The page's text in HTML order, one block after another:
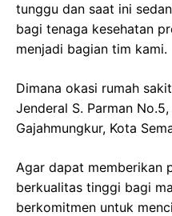
tunggu dan saat ini
bagi tenaga kesehatan
menjadi bagian tim kami.
Dimana okasi rumah
Jenderal S. Parman
Gajahmungkur, Kota
Agar dapat memberikan
berkualitas tinggi bagi
berkomitmen untuk